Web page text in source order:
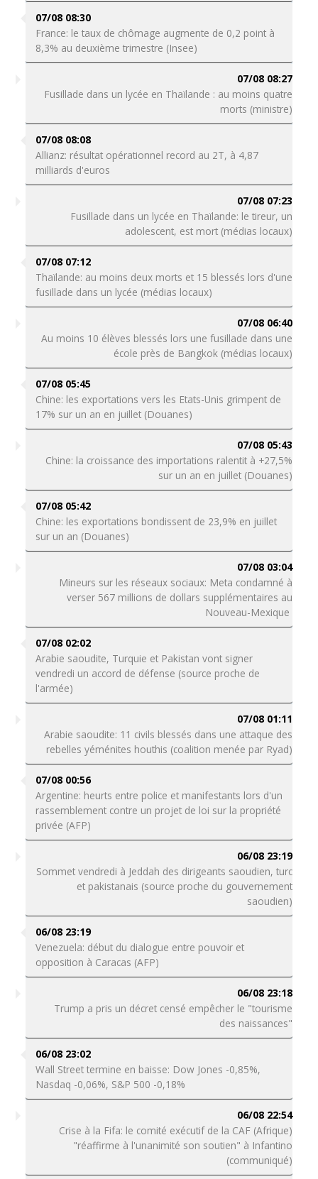
07/08 08:30
France: le taux de chômage augmente de 0,2 point à
8,3% au deuxième trimestre (Insee)
07/08 08:27
Fusillade dans un lycée en Thaïlande : au moins quatre
morts (ministre)
07/08 08:08
Allianz: résultat opérationnel record au 2T, à 4,87
milliards d'euros
07/08 07:23
Fusillade dans un lycée en Thaïlande: le tireur, un
adolescent, est mort (médias locaux)
07/08 07:12
Thaïlande: au moins deux morts et 15 blessés lors d'une
fusillade dans un lycée (médias locaux)
07/08 06:40
Au moins 10 élèves blessés lors une fusillade dans une
école près de Bangkok (médias locaux)
07/08 05:45
Chine: les exportations vers les Etats-Unis grimpent de
17% sur un an en juillet (Douanes)
07/08 05:43
Chine: la croissance des importations ralentit à +27,5%
sur un an en juillet (Douanes)
07/08 05:42
Chine: les exportations bondissent de 23,9% en juillet
sur un an (Douanes)
07/08 03:04
Mineurs sur les réseaux sociaux: Meta condamné à
verser 567 millions de dollars supplémentaires au
Nouveau-Mexique
07/08 02:02
Arabie saoudite, Turquie et Pakistan vont signer
vendredi un accord de défense (source proche de
l'armée)
07/08 01:11
Arabie saoudite: 11 civils blessés dans une attaque des
rebelles yéménites houthis (coalition menée par Ryad)
07/08 00:56
Argentine: heurts entre police et manifestants lors d'un
rassemblement contre un projet de loi sur la propriété
privée (AFP)
06/08 23:19
Sommet vendredi à Jeddah des dirigeants saoudien, turc
et pakistanais (source proche du gouvernement
saoudien)
06/08 23:19
Venezuela: début du dialogue entre pouvoir et
opposition à Caracas (AFP)
06/08 23:18
Trump a pris un décret censé empêcher le "tourisme
des naissances"
06/08 23:02
Wall Street termine en baisse: Dow Jones -0,85%,
Nasdaq -0,06%, S&P 500 -0,18%
06/08 22:54
Crise à la Fifa: le comité exécutif de la CAF (Afrique)
"réaffirme à l'unanimité son soutien" à Infantino
(communiqué)